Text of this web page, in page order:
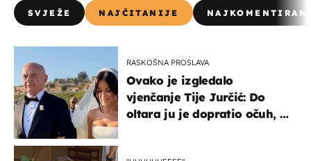
SVJEŽE NAJČITANIJE
RASKOŠNA PROSLAVA
Ovako je izgledalo
vjenčanje Tije Jurčić: Do
oltara ju je dopratio očuh, a